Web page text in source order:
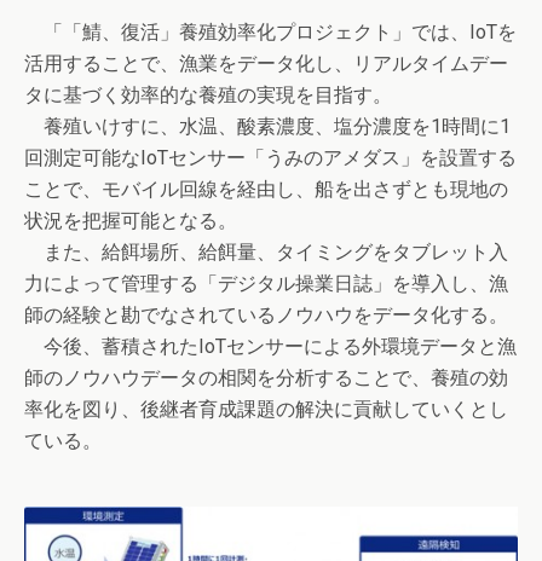
「「鯖、復活」養殖効率化プロジェクト」では、IoTを
活用することで、漁業をデータ化し、リアルタイムデー
タに基づく効率的な養殖の実現を目指す。
養殖いけすに、水温、酸素濃度、塩分濃度を1時間に1
回測定可能なIoTセンサー「うみのアメダス」を設置する
ことで、モバイル回線を経由し、船を出さずとも現地の
状況を把握可能となる。
また、給餌場所、給餌量、タイミングをタブレット入
力によって管理する「デジタル操業日誌」を導入し、漁
師の経験と勘でなされているノウハウをデータ化する。
今後、蓄積されたIoTセンサーによる外環境データと漁
師のノウハウデータの相関を分析することで、養殖の効
率化を図り、後継者育成課題の解決に貢献していくとし
ている。